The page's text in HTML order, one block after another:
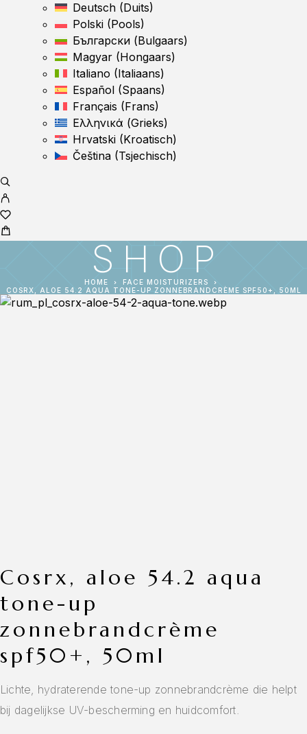
Deutsch (Duits)
Polski (Pools)
Български (Bulgaars)
Magyar (Hongaars)
Italiano (Italiaans)
Español (Spaans)
Français (Frans)
Ελληνικά (Grieks)
Hrvatski (Kroatisch)
Čeština (Tsjechisch)
SHOP
HOME
FACE MOISTURIZERS
COSRX, ALOE 54.2 AQUA TONE-UP ZONNEBRANDCRÈME SPF50+, 50ML
cosrx, aloe 54.2 aqua
tone-up
zonnebrandcrème
spf50+, 50ml
Lichte, hydraterende tone-up zonnebrandcrème die helpt
bij dagelijkse UV-bescherming en huidcomfort.